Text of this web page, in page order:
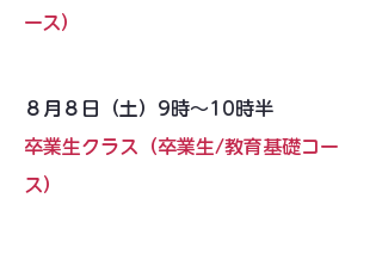
ース）
８月８日（土）9時〜10時半
卒業生クラス（卒業生/教育基礎コー
ス）